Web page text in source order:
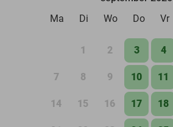
Ma
Di Wo Do Vr
1 2 3 4
7 8 9 10 11
14 15 16 17 18